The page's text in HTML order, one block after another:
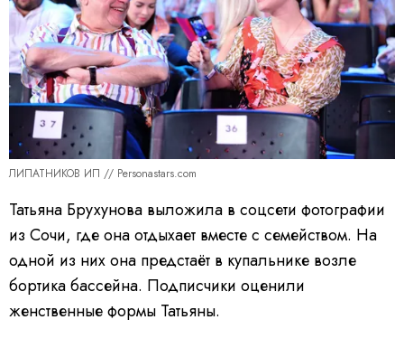
ЛИПАТНИКОВ ИП // Personastars.com
Татьяна Брухунова выложила в соцсети фотографии
из Сочи, где она отдыхает вместе с семейством. На
одной из них она предстаёт в купальнике возле
бортика бассейна. Подписчики оценили
женственные формы Татьяны.